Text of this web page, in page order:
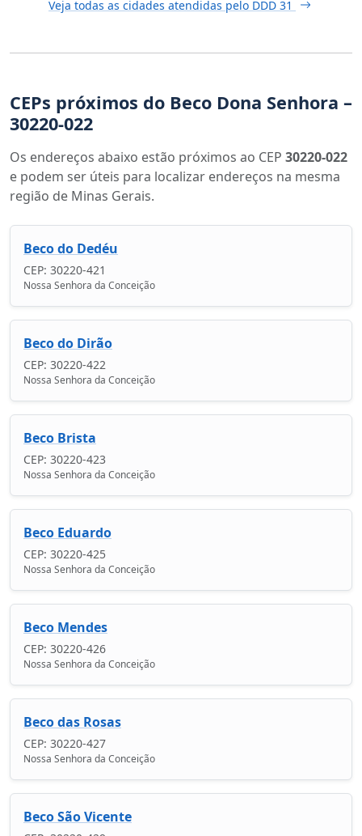
Veja todas as cidades atendidas pelo DDD 31
CEPs próximos do Beco Dona Senhora –
30220-022
Os endereços abaixo estão próximos ao CEP 30220-022
e podem ser úteis para localizar endereços na mesma
região de Minas Gerais.
Beco do Dedéu
CEP: 30220-421
Nossa Senhora da Conceição
Beco do Dirão
CEP: 30220-422
Nossa Senhora da Conceição
Beco Brista
CEP: 30220-423
Nossa Senhora da Conceição
Beco Eduardo
CEP: 30220-425
Nossa Senhora da Conceição
Beco Mendes
CEP: 30220-426
Nossa Senhora da Conceição
Beco das Rosas
CEP: 30220-427
Nossa Senhora da Conceição
Beco São Vicente